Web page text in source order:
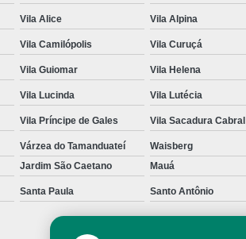
Vila Alice Vila Alpina
Vila Camilópolis Vila Curuçá
Vila Guiomar Vila Helena
Vila Lucinda Vila Lutécia
Vila Príncipe de Gales Vila Sacadura Cabral
Várzea do Tamanduateí
Waisberg
Jardim São Caetano Mauá
Santa Paula Santo Antônio
São Caetano do Sul